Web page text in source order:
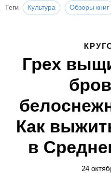
Теги Культура Обзоры книг
Грех
Как
в
24